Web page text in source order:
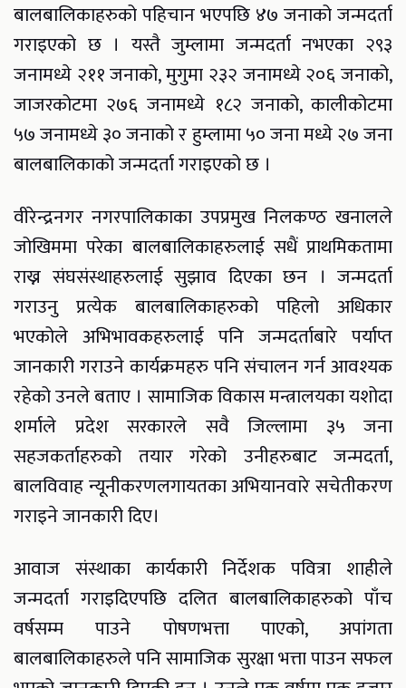
बालबालिकाहरुको पहिचान भएपछि ४७ जनाको जन्मदर्ता
गराइएको छ । यस्तै जुम्लामा जन्मदर्ता नभएका २९३
जनामध्ये २११ जनाको, मुगुमा २३२ जनामध्ये २०६ जनाको,
जाजरकोटमा २७६ जनामध्ये १८२ जनाको, कालीकोटमा
५७ जनामध्ये ३० जनाको र हुम्लामा ५० जना मध्ये २७ जना
बालबालिकाको जन्मदर्ता गराइएको छ ।
वीरेन्द्रनगर नगरपालिकाका उपप्रमुख निलकण्ठ खनालले
जोखिममा परेका बालबालिकाहरुलाई सधैं प्राथमिकतामा
राख्न संघसंस्थाहरुलाई सुझाव दिएका छन । जन्मदर्ता
गराउनु प्रत्येक बालबालिकाहरुको पहिलो अधिकार
भएकोले अभिभावकहरुलाई पनि जन्मदर्ताबारे पर्याप्त
जानकारी गराउने कार्यक्रमहरु पनि संचालन गर्न आवश्यक
रहेको उनले बताए । सामाजिक विकास मन्त्रालयका यशोदा
शर्माले प्रदेश सरकारले सवै जिल्लामा ३५ जना
सहजकर्ताहरुको तयार गरेको उनीहरुबाट जन्मदर्ता,
बालविवाह न्यूनीकरणलगायतका अभियानवारे सचेतीकरण
गराइने जानकारी दिए।
आवाज संस्थाका कार्यकारी निर्देशक पवित्रा शाहीले
जन्मदर्ता गराइदिएपछि दलित बालबालिकाहरुको पाँच
वर्षसम्म पाउने पोषणभत्ता पाएको, अपांगता
बालबालिकाहरुले पनि सामाजिक सुरक्षा भत्ता पाउन सफल